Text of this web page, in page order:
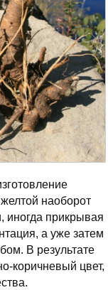
наоборот
иногда прикрывая
а уже затем
В результате
коричневый цвет,